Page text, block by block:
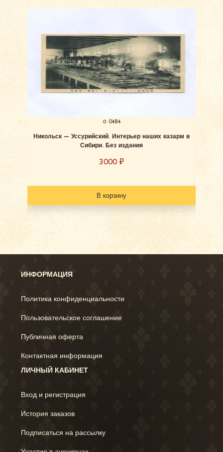
о 0484
Никольск — Уссурийский. Интерьер наших казарм в
Сибири. Без издания
3000 ₽
В корзину
ИНФОРМАЦИЯ
Политика конфиденциальности
Пользовательское соглашение
Публичная оферта
Контактная информация
ЛИЧНЫЙ КАБИНЕТ
Вход и регистрация
История заказов
Подписаться на рассылку